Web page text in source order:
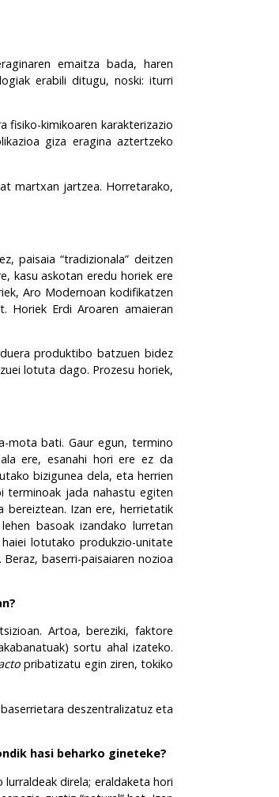
emaitza bada, haren
erabili ditugu, noski: iturri
fisiko-kimikoaren karakterizazio
giza eragina aztertzeko
martxan jartzea. Horretarako,
paisaia “tradizionala” deitzen
kasu askotan eredu horiek ere
Aro Modernoan kodifikatzen
Horiek Erdi Aroaren amaieran
produktibo batzuen bidez
lotuta dago. Prozesu horiek,
mota bati. Gaur egun, termino
ere, esanahi hori ere ez da
bizigunea dela, eta herrien
terminoak jada nahastu egiten
bereiztean. Izan ere, herrietatik
basoak izandako lurretan
lotutako produkzio-unitate
baserri-paisaiaren nozioa
Artoa, bereziki, faktore
sortu ahal izateko.
pribatizatu egin ziren, tokiko
deszentralizatuz eta
hasi beharko gineteke?
direla; eraldaketa hori